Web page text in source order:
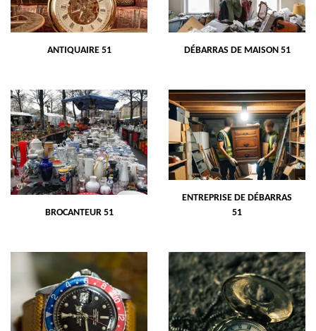
ANTIQUAIRE 51 DÉBARRAS DE MAISON 51
BROCANTEUR 51
ENTREPRISE DE DÉBARRAS
51